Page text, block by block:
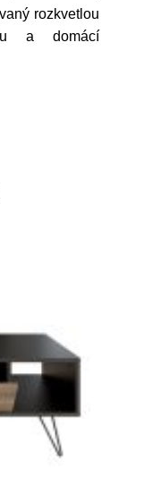
rozkvetlou
a domácí